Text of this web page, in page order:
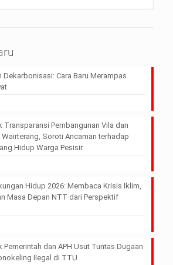
Dekarbonisasi: Cara Baru Merampas
Transparansi Pembangunan Vila dan
Soroti Ancaman terhadap
Hidup Warga Pesisir
Hidup 2026: Membaca Krisis Iklim,
Masa Depan NTT dari Perspektif
Pemerintah dan APH Usut Tuntas Dugaan
Ilegal di TTU